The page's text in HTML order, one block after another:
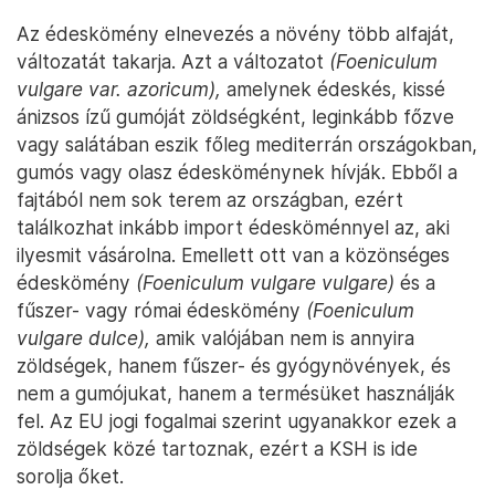
Az édeskömény elnevezés a növény több alfaját,
változatát takarja. Azt a változatot (Foeniculum
vulgare var. azoricum), amelynek édeskés, kissé
ánizsos ízű gumóját zöldségként, leginkább főzve
vagy salátában eszik főleg mediterrán országokban,
gumós vagy olasz édesköménynek hívják. Ebből a
fajtából nem sok terem az országban, ezért
találkozhat inkább import édesköménnyel az, aki
ilyesmit vásárolna. Emellett ott van a közönséges
édeskömény (Foeniculum vulgare vulgare) és a
fűszer- vagy római édeskömény (Foeniculum
vulgare dulce), amik valójában nem is annyira
zöldségek, hanem fűszer- és gyógynövények, és
nem a gumójukat, hanem a termésüket használják
fel. Az EU jogi fogalmai szerint ugyanakkor ezek a
zöldségek közé tartoznak, ezért a KSH is ide
sorolja őket.